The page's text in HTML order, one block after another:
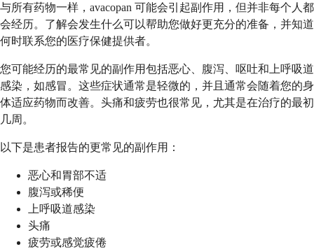
与所有药物一样，avacopan 可能会引起副作用，但并非每个人都
会经历。了解会发生什么可以帮助您做好更充分的准备，并知道
何时联系您的医疗保健提供者。
您可能经历的最常见的副作用包括恶心、腹泻、呕吐和上呼吸道
感染，如感冒。这些症状通常是轻微的，并且通常会随着您的身
体适应药物而改善。头痛和疲劳也很常见，尤其是在治疗的最初
几周。
以下是患者报告的更常见的副作用：
恶心和胃部不适
腹泻或稀便
上呼吸道感染
头痛
疲劳或感觉疲倦